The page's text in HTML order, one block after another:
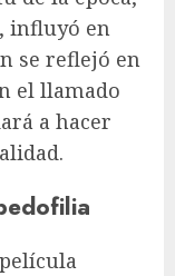
influyó en
se reflejó en
el llamado
a hacer